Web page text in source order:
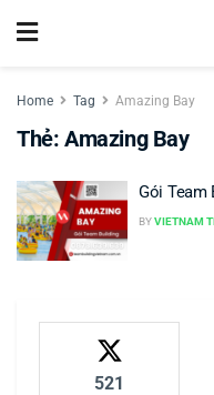
Home Tag Amazing Bay
Thẻ:Amazing Bay
Gói Team
BYVIETNAM
521